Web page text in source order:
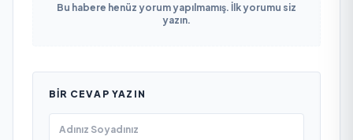
Bu habere henüz yorum yapılmamış. İlk yorumu siz
yazın.
BIR CEVAP YAZIN